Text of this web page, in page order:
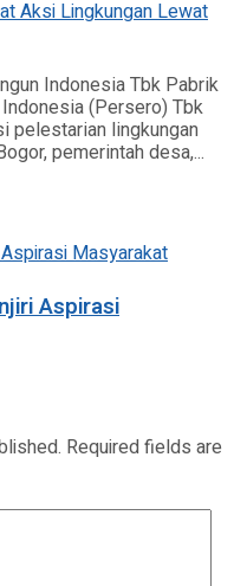
Indonesia Tbk Pabrik
Indonesia (Persero) Tbk
pelestarian lingkungan
pemerintah desa,...
Aspirasi
Required fields are